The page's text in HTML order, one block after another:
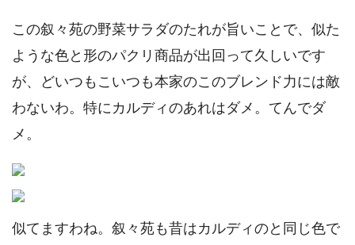
この叙々苑の野菜サラダのたれが旨いことで、似た
ような色と形のパクリ商品が出回って久しいです
が、どいつもこいつも本家のこのブレンド力には敵
わないわ。特にカルディのあれはダメ。てんでダ
メ。
似てますわね。叙々苑も昔はカルディのと同じ色で